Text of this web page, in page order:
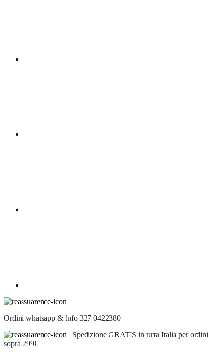
Ordini whatsapp & Info 327 0422380
Spedizione GRATIS in tutta Italia per ordini
sopra 299€